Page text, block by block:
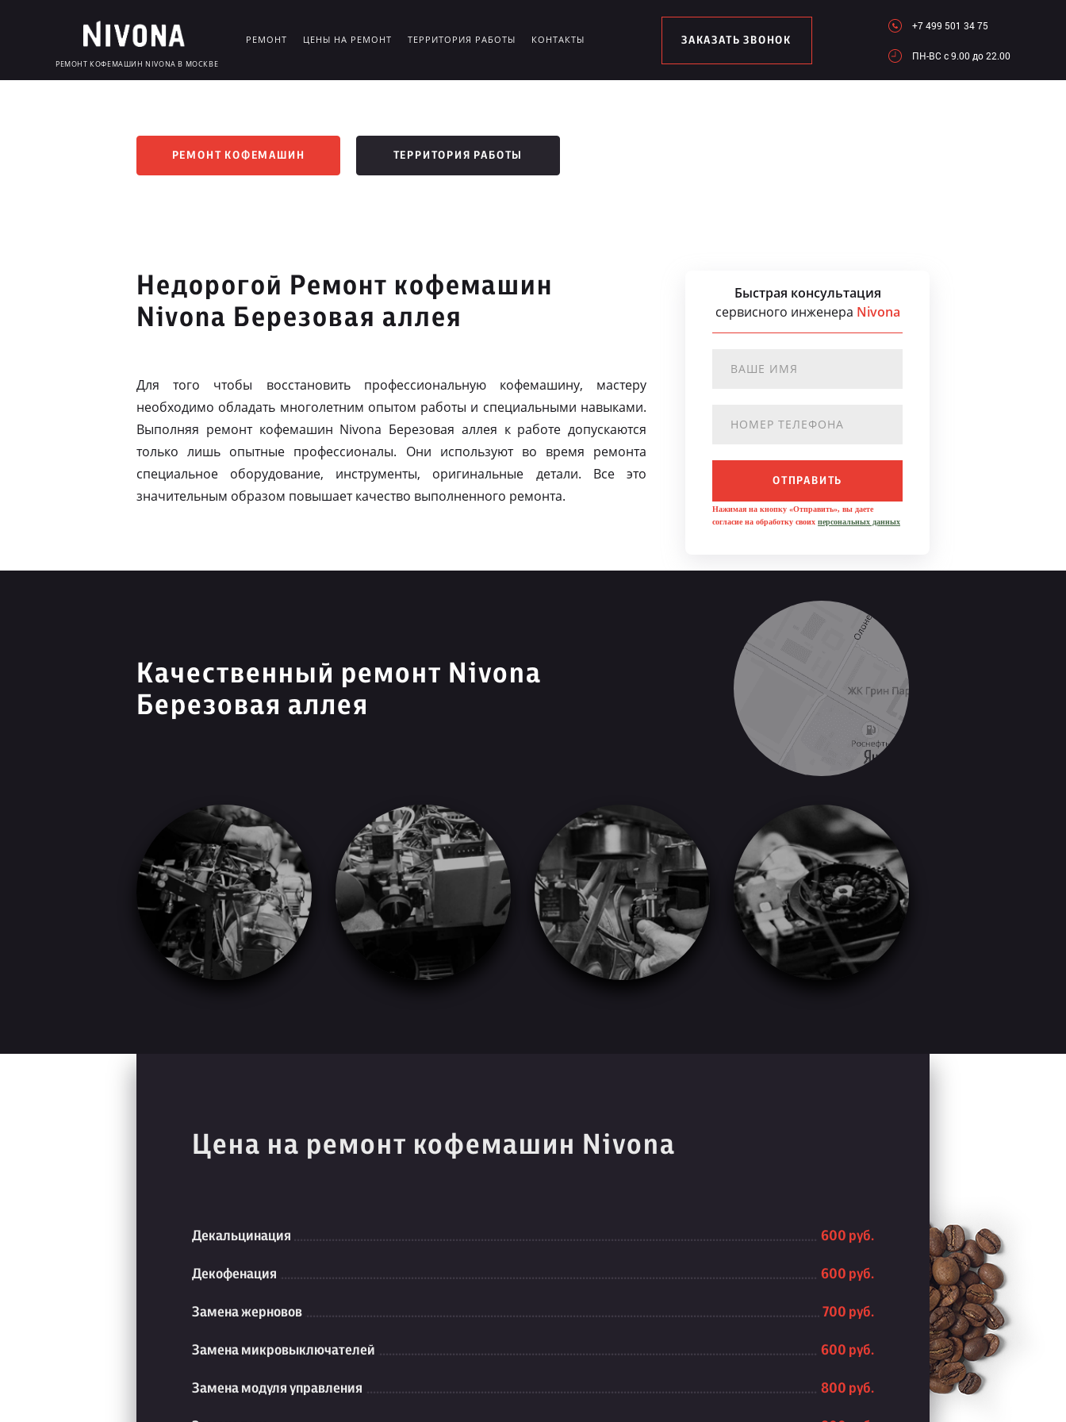
РЕМОНТ КОФЕМАШИН NIVONA В МОСКВЕ
РЕМОНТ ЦЕНЫ НА РЕМОНТ ТЕРРИТОРИЯ РАБОТЫ КОНТАКТЫ ЗАКАЗАТЬ ЗВОНОК
+7 499 501 34 75
ПН-ВC c 9.00 до 22.00
РЕМОНТ КОФЕМАШИН ТЕРРИТОРИЯ РАБОТЫ
Недорогой Ремонт кофемашин
Nivona Березовая аллея
Для того чтобы восстановить профессиональную кофемашину, мастеру
необходимо обладать многолетним опытом работы и специальными навыками.
Выполняя ремонт кофемашин Nivona Березовая аллея к работе допускаются
только лишь опытные профессионалы. Они используют во время ремонта
специальное оборудование, инструменты, оригинальные детали. Все это
значительным образом повышает качество выполненного ремонта.
Быстрая консультация
сервисного инженера Nivona
ОТПРАВИТЬ
Нажимая на кнопку «Отправить», вы даете
согласие на обработку своих персональных данных
Качественный ремонт Nivona
Березовая аллея
Цена на ремонт кофемашин Nivona
Декальцинация 600 руб.
Декофенация 600 руб.
Замена жерновов 700 руб.
Замена микровыключателей 600 руб.
Замена модуля управления 800 руб.